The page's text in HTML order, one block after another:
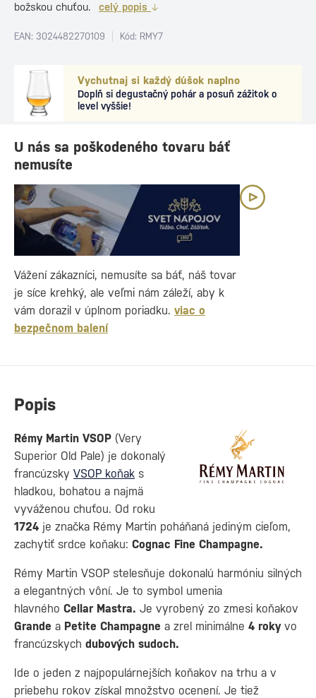
Vychutnaj si každý dúšok naplno
Doplň si degustačný pohár a posuň zážitok o
level vyššie!
božskou chuťou.
celý popis
EAN: 3024482270109 Kód: RMY7
Popis
Rémy Martin VSOP (Very
Superior Old Pale) je dokonalý
francúzsky VSOP koňak s
hladkou, bohatou a najmä
vyváženou chuťou. Od roku
1724 je značka Rémy Martin poháňaná jediným cieľom,
zachytiť srdce koňaku: Cognac Fine Champagne.
Rémy Martin VSOP stelesňuje dokonalú harmóniu silných
a elegantných vôní. Je to symbol umenia
hlavného Cellar Mastra. Je vyrobený zo zmesi koňakov
Grande a Petite Champagne a zrel minimálne 4 rokyvo
francúzskych dubových sudoch.
Ide o jeden z najpopulárnejších koňakov na trhu a v
priebehu rokov získal množstvo ocenení. Je tiež
U nás sa poškodeného tovaru báť
nemusíte
Vážení zákazníci, nemusíte sa báť, náš tovar
je síce krehký, ale veľmi nám záleží, aby k
vám dorazil v úplnom poriadku. viac o
bezpečnom balení